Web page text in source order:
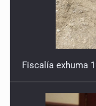
Fiscalía exhuma